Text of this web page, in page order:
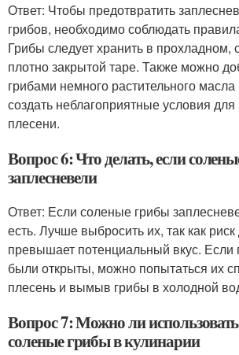
Ответ: Чтобы предотвратить
грибов, необходимо соблюдать
Грибы следует хранить в прохладном,
плотно закрытой таре. Также можно
грибами немного растительного
создать неблагоприятные условия для
плесени.
Вопрос 6: Что делать, если
заплесневели
Ответ: Если соленые грибы
есть. Лучше выбросить их, так как
превышает потенциальный вкус.
были открыты, можно попытаться их
плесень и вымыв грибы в холодной
Вопрос 7: Можно ли
соленые грибы в кулинарии